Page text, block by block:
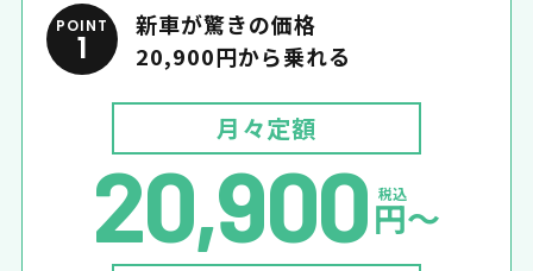
POINT
1
新車が驚きの価格
20,900円から乗れる
月々定額
20,900 税込
円〜